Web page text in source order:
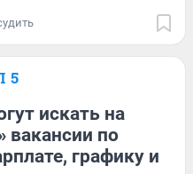
5
искать на
вакансии по
графику и